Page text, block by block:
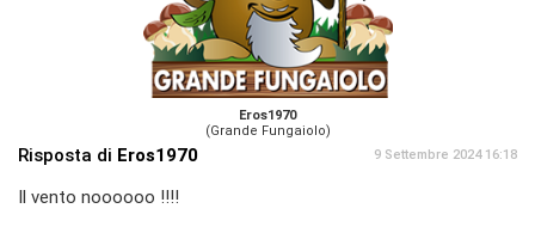
Eros1970
(Grande Fungaiolo)
Risposta di Eros1970 9 Settembre 2024 16:18
Il vento noooooo !!!!